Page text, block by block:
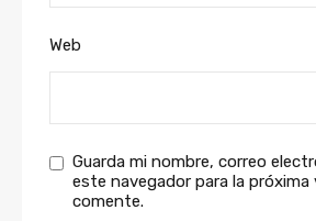
Web
Guarda mi nombre, correo
este navegador para la próxima
comente.